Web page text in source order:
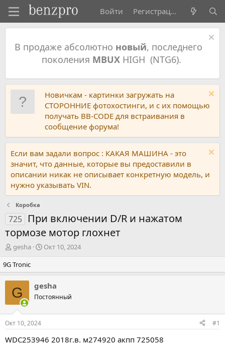
Войти Регистрация
В продаже абсолютно новый, последнего
поколения MBUXHIGH (NTG6).
Новичкам - картинки загружать на
СТОРОННИЕ фотохостинги, и с их помощью
получать BB-CODE для встраивания в
сообщение форума!
Если вам задали вопрос : КАКАЯ МАШИНА - это
значит, что данные, которые вы предоставили в
описании никак не описывает конкретную модель, и
нужно указывать VIN.
Коробка
725
При включении D/R и нажатом
тормозе мотор глохнет
А
т
о
р
т
е
м
gesha
Д
а
н
а
ч
а
Окт 10, 2024
9G Tronic
G gesha
Постоянный
Окт 10, 2024 #1
WDC253946 2018г.в. м274920 акпп 725058